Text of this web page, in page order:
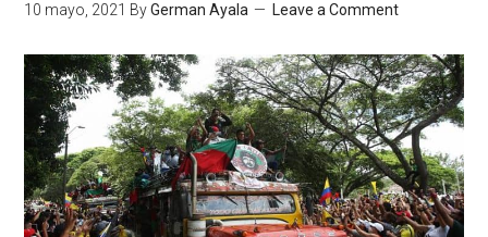
10 mayo, 2021 ByGerman Ayala Leave a Comment